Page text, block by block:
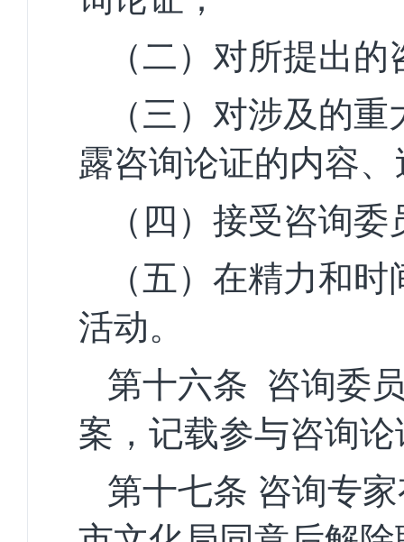
（二）对所提出
（三）对涉及的
露咨询论证的内容
（四）接受咨询
（五）在精力和
活动。
第十六条 咨询委
案， 记载参与咨询
第十七条 咨询专